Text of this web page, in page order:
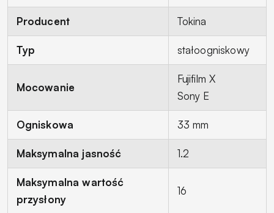
Producent Tokina
Typ stałoogniskowy
Mocowanie
Fujifilm X
Sony E
Ogniskowa 33 mm
Maksymalna jasność 1.2
Maksymalna wartość
przysłony
16